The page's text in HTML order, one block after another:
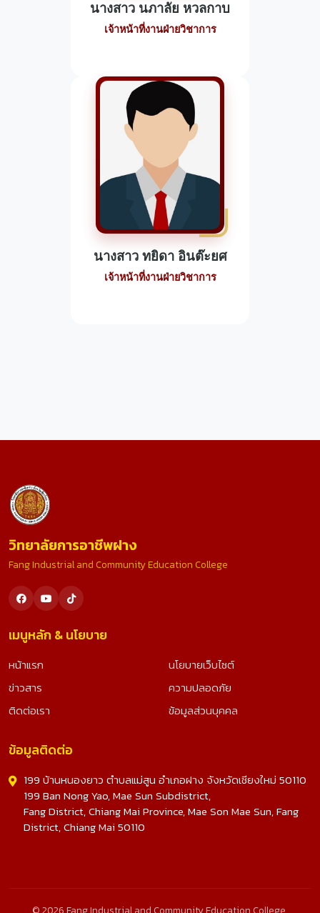
นางสาว นภาลัย หวลกาบ
เจ้าหน้าที่งานฝ่ายวิชาการ
นางสาว ทยิดา อินต๊ะยศ
เจ้าหน้าที่งานฝ่ายวิชาการ
วิทยาลัยการอาชีพฝาง
Fang Industrial and Community Education College
เมนูหลัก & นโยบาย
หน้าแรก
ข่าวสาร
ติดต่อเรา
นโยบายเว็บไซต์
ความปลอดภัย
ข้อมูลส่วนบุคคล
ข้อมูลติดต่อ
199 บ้านหนองยาว ตำบลแม่สูน อำเภอฝาง จังหวัดเชียงใหม่ 50110
199 Ban Nong Yao, Mae Sun Subdistrict,
Fang District, Chiang Mai Province, Mae Son Mae Sun, Fang
District, Chiang Mai 50110